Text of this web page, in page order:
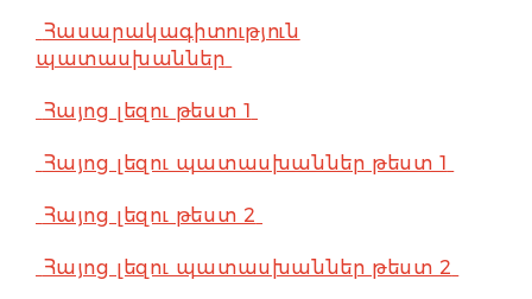
Հասարակագիտություն
պատասխաններ
Հայոց լեզու թեստ 1
Հայոց լեզու պատասխաններ թեստ 1
Հայոց լեզու թեստ 2
Հայոց լեզու պատասխաններ թեստ 2